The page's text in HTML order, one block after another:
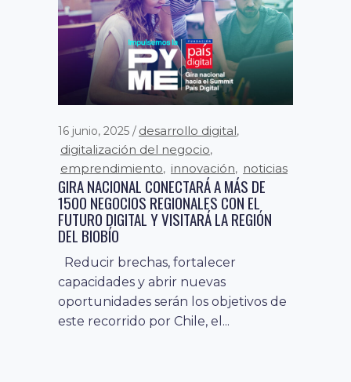
16 junio, 2025 desarrollo digital,
digitalización del negocio,
emprendimiento, innovación, noticias
GIRA NACIONAL CONECTARÁ A MÁS DE
1500 NEGOCIOS REGIONALES CON EL
FUTURO DIGITAL Y VISITARÁ LA REGIÓN
DEL BIOBÍO
Reducir brechas, fortalecer
capacidades y abrir nuevas
oportunidades serán los objetivos de
este recorrido por Chile, el...